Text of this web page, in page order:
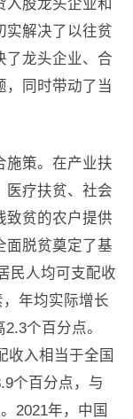
入股龙头企业和
实解决了以往贫
了龙头企业、合
，同时带动了当
施策。在产业扶
医疗扶贫、社会
致贫的农户提供
面脱贫奠定了基
民人均可支配收
年均实际增长
个百分点。
收入相当于全国
个百分点，与
2021年，中国